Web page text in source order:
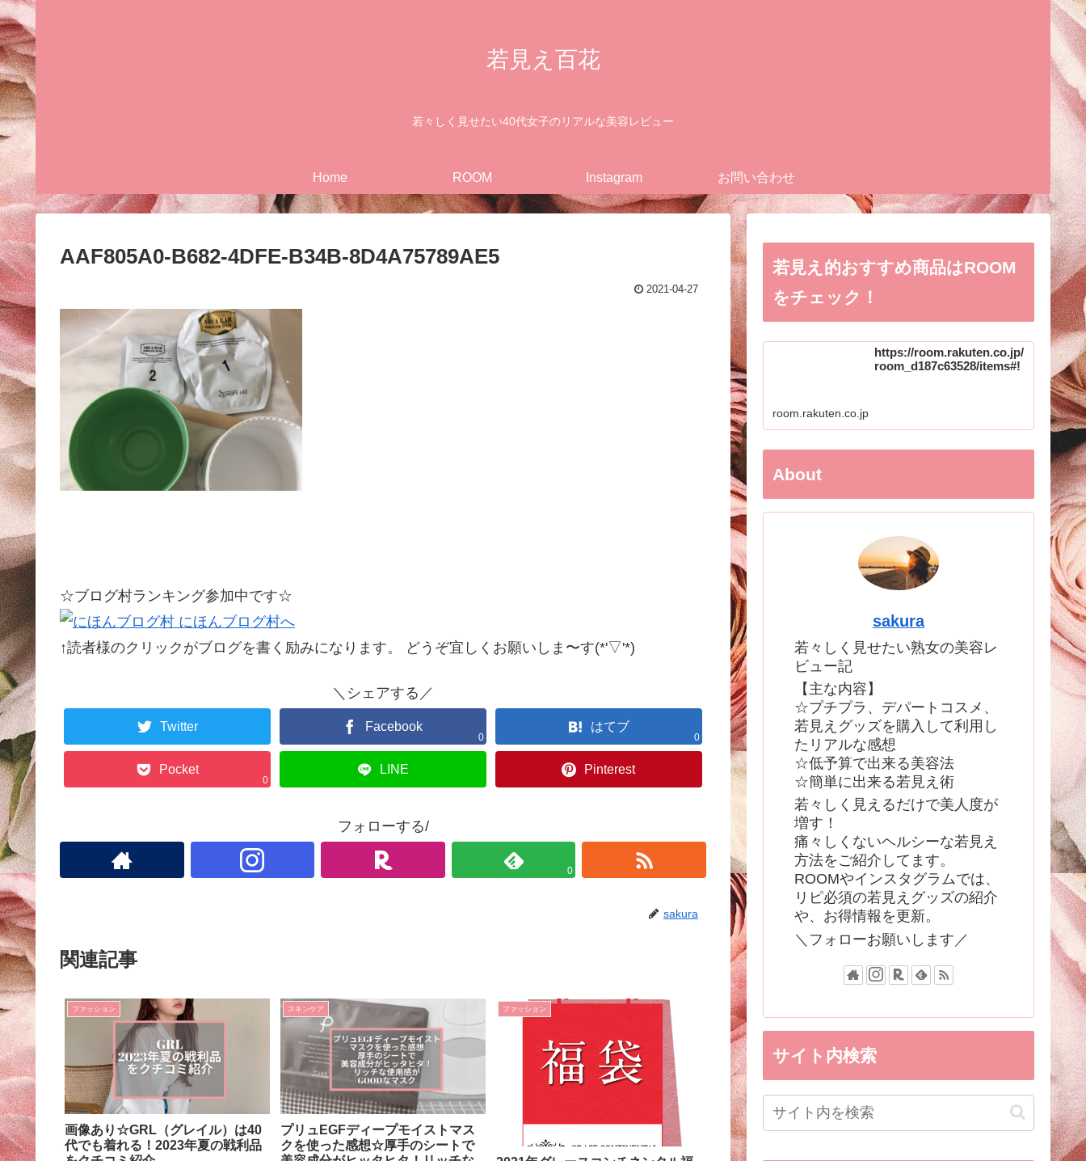
若見え百花
若々しく見せたい40代女子のリアルな美容レビュー
Home ROOM Instagram お問い合わせ
AAF805A0-B682-4DFE-B34B-8D4A75789AE5
2021-04-27
☆ブログ村ランキング参加中です☆
↑読者様のクリックがブログを書く励みになります。 どうぞ宜しくお願いしま〜す(*'▽'*)
＼シェアする／
Twitter Facebook
0
はてブ
0
Pocket
0
LINE Pinterest
フォローする/
0
sakura
関連記事
ファッション
画像あり☆GRL（グレイル）は40
代でも着れる！2023年夏の戦利品
スキンケア
プリュEGFディープモイストマス
クを使った感想☆厚手のシートで
ファッション
若見え的おすすめ商品はROOM
をチェック！
https://room.rakuten.co.jp/
room_d187c63528/items#!
room.rakuten.co.jp
About
sakura
若々しく見せたい熟女の美容レ
ビュー記
【主な内容】
☆プチプラ、デパートコスメ、
若見えグッズを購入して利用し
たリアルな感想
☆低予算で出来る美容法
☆簡単に出来る若見え術
若々しく見えるだけで美人度が
増す！
痛々しくないヘルシーな若見え
方法をご紹介してます。
ROOMやインスタグラムでは、
リピ必須の若見えグッズの紹介
や、お得情報を更新。
＼フォローお願いします／
サイト内検索